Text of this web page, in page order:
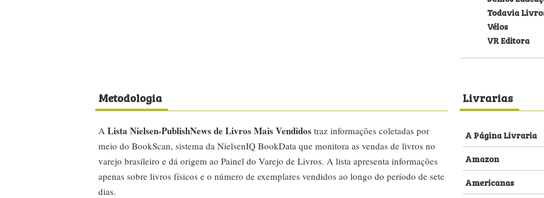
Todavia
Vélos
VR Editora
Metodologia
A Lista Nielsen-PublishNews de Livros Mais Vendidos traz informações coletadas por
meio do BookScan, sistema da NielsenIQ BookData que monitora as vendas de livros no
varejo brasileiro e dá origem ao Painel do Varejo de Livros. A lista apresenta informações
apenas sobre livros físicos e o número de exemplares vendidos ao longo do período de sete
dias.
Livrarias
A Página Livraria
Amazon
Americanas